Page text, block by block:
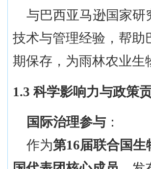
与巴西亚马逊国家研
技术与管理经验，帮助
期保存，为雨林农业生
1.3 科学影响力与政策
国际治理参与 ：
作为第16届联合国